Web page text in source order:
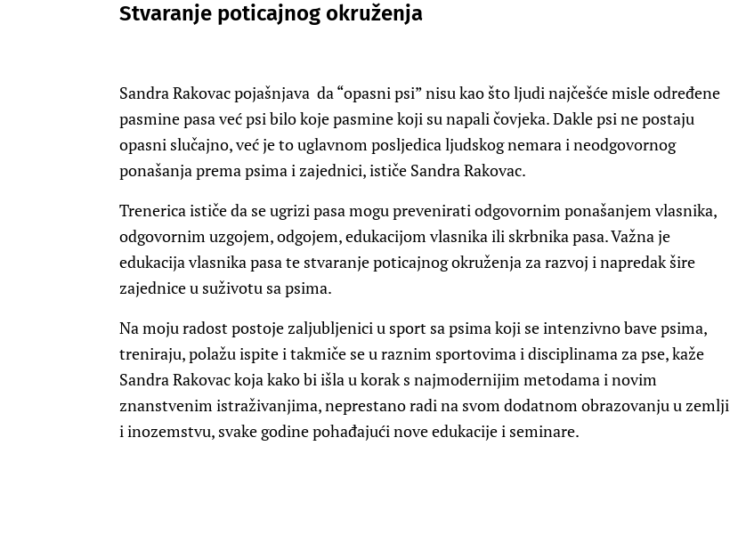
Stvaranje poticajnog okruženja
Sandra Rakovac pojašnjava da “opasni psi” nisu kao što ljudi najčešće misle određene
pasmine pasa već psi bilo koje pasmine koji su napali čovjeka. Dakle psi ne postaju
opasni slučajno, već je to uglavnom posljedica ljudskog nemara i neodgovornog
ponašanja prema psima i zajednici, ističe Sandra Rakovac.
Trenerica ističe da se ugrizi pasa mogu prevenirati odgovornim ponašanjem vlasnika,
odgovornim uzgojem, odgojem, edukacijom vlasnika ili skrbnika pasa. Važna je
edukacija vlasnika pasa te stvaranje poticajnog okruženja za razvoj i napredak šire
zajednice u suživotu sa psima.
Na moju radost postoje zaljubljenici u sport sa psima koji se intenzivno bave psima,
treniraju, polažu ispite i takmiče se u raznim sportovima i disciplinama za pse, kaže
Sandra Rakovac koja kako bi išla u korak s najmodernijim metodama i novim
znanstvenim istraživanjima, neprestano radi na svom dodatnom obrazovanju u zemlji
i inozemstvu, svake godine pohađajući nove edukacije i seminare.